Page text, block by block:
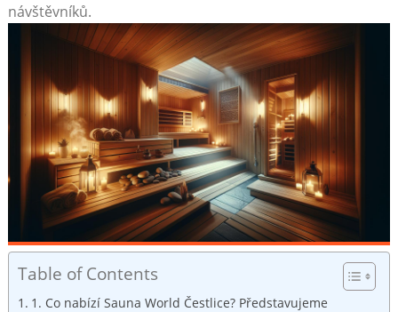
návštěvníků.
Table of Contents
1. Co ⁢nabízí‍ Sauna World Čestlice? Představujeme